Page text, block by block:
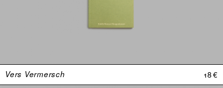
Vers Vermersch 18 €